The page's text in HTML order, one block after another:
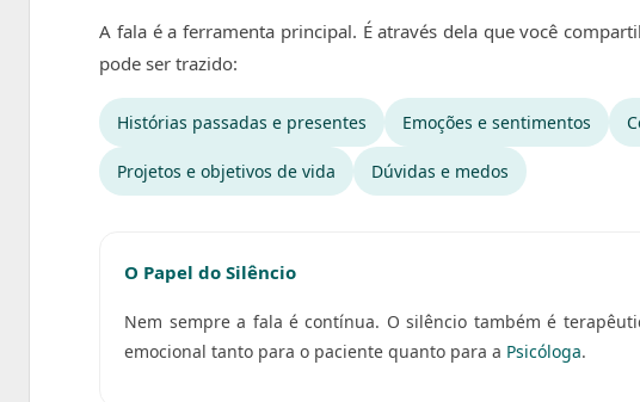
A fala é a ferramenta principal. É através dela que você
pode ser trazido:
Histórias passadas e presentes Emoções e sentimentos
Projetos e objetivos de vida Dúvidas e medos
O Papel do Silêncio
Nem sempre a fala é contínua. O silêncio também é
emocional tanto para o paciente quanto para a Psicóloga.